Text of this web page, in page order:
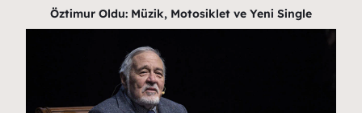
Öztimur Oldu: Müzik, Motosiklet ve Yeni Single